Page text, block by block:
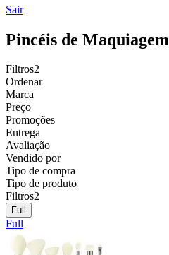
Sair
Pincéis de Maquiagem
Filtros2
Ordenar
Marca
Preço
Promoções
Entrega
Avaliação
Vendido por
Tipo de compra
Tipo de produto
Filtros2
Full
Full